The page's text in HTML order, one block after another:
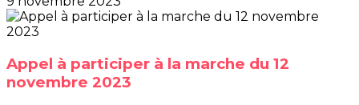
Appel à participer à la marche du 12
novembre 2023